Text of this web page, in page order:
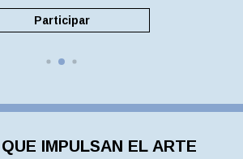
Participar
IMPULSAN EL ARTE